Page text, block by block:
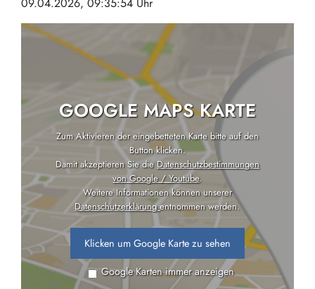
GOOGLE MAPS KARTE
Zum Aktivieren der eingebetteten Karte bitte auf den
Button klicken.
Damit akzeptieren Sie dieDatenschutzbestimmungen
von Google / Youtube.
Weitere Informationen können unserer
Datenschutzerklärungentnommen werden.
Klicken um Google Karte zu sehen
Google Karten immer anzeigen